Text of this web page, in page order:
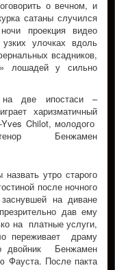
о вечном, и
сатаны случился
проекция видео
улочках вдоль
всадников,
лошадей у сильно
на две ипостаси –
харизматичный
Chilot, молодого
тенор Бенжамен
утро старого
после ночного
на диване
дав ему
на платные услуги,
переживает драму
двойник Бенжамен
Фауста. После пакта